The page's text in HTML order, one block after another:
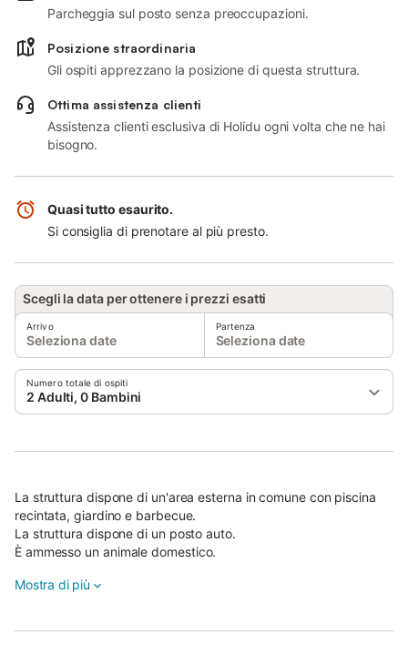
Parcheggia sul posto senza preoccupazioni.
Posizione straordinaria
Gli ospiti apprezzano la posizione di questa struttura.
Ottima assistenza clienti
Assistenza clienti esclusiva di Holidu ogni volta che ne hai
bisogno.
Quasi tutto esaurito.
Si consiglia di prenotare al più presto.
Scegli la data per ottenere i prezzi esatti
Arrivo
Seleziona date
Partenza
Seleziona date
Numero totale di ospiti
2 Adulti, 0 Bambini
La struttura dispone di un'area esterna in comune con piscina
recintata, giardino e barbecue.
La struttura dispone di un posto auto.
È ammesso un animale domestico.
Possibilità di utilizzare la lavanderia a pagamento.
Mostra di più